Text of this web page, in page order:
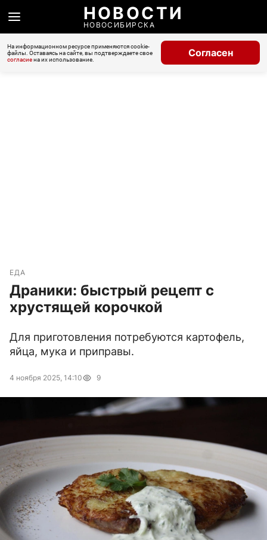
НОВОСТИ
НОВОСИБИРСКА
На информационном ресурсе применяются cookie-
файлы. Оставаясь на сайте, вы подтверждаете свое
согласиена их использование.
Согласен
ЕДА
Драники: быстрый рецепт с
хрустящей корочкой
Для приготовления потребуются картофель,
яйца, мука и приправы.
4 ноября 2025, 14:10 9